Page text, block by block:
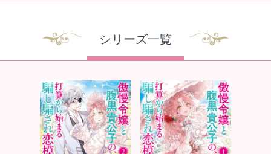
シリーズ一覧